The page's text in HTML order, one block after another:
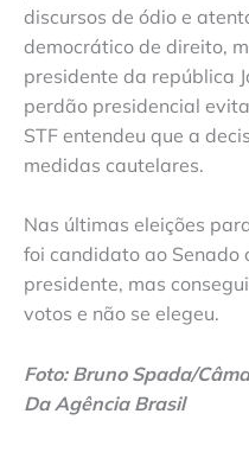
discursos de ódio e
democrático de direito,
presidente da república
perdão presidencial
STF entendeu que a
medidas cautelares.
Nas últimas eleições
foi candidato ao Senado
presidente, mas
votos e não se elegeu.
Foto: Bruno Spada/
Da Agência Brasil